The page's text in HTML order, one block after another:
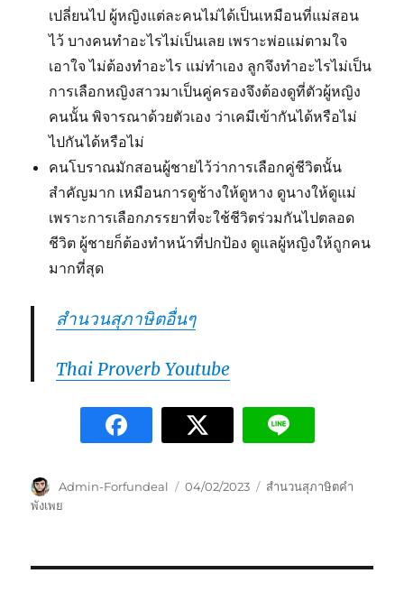
เปลี่ยนไป ผู้หญิงแต่ละคนไม่ได้เป็นเหมือนที่แม่สอน
ไว้ บางคนทำอะไรไม่เป็นเลย เพราะพ่อแม่ตามใจ
เอาใจ ไม่ต้องทำอะไร แม่ทำเอง ลูกจึงทำอะไรไม่เป็น
การเลือกหญิงสาวมาเป็นคู่ครองจึงต้องดูที่ตัวผู้หญิง
คนนั้น พิจารณาด้วยตัวเอง ว่าเคมีเข้ากันได้หรือไม่
ไปกันได้หรือไม่
คนโบราณมักสอนผู้ชายไว้ว่าการเลือกคู่ชีวิตนั้น
สำคัญมาก เหมือนการดูช้างให้ดูหาง ดูนางให้ดูแม่
เพราะการเลือกภรรยาที่จะใช้ชีวิตร่วมกันไปตลอด
ชีวิต ผู้ชายก็ต้องทำหน้าที่ปกป้อง ดูแลผู้หญิงให้ถูกคน
มากที่สุด
สำนวนสุภาษิตอื่นๆ
Thai Proverb Youtube
Admin-Forfundeal 04/02/2023
สำนวนสุภาษิตคำ
พังเพย